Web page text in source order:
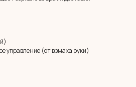
управление (от взмаха руки)